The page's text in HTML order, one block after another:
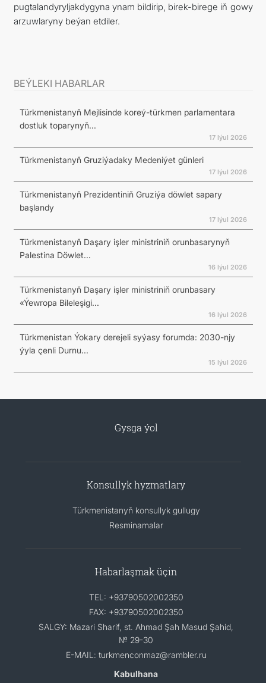
pugtalandyryljakdygyna ynam bildirip, birek-birege iň gowy
arzuwlaryny beýan etdiler.
BEÝLEKI HABARLAR
Türkmenistanyň Mejlisinde koreý-türkmen parlamentara
dostluk toparynyň...
17 Iýul 2026
Türkmenistanyň Gruziýadaky Medeniýet günleri
17 Iýul 2026
Türkmenistanyň Prezidentiniň Gruziýa döwlet sapary
başlandy
17 Iýul 2026
Türkmenistanyň Daşary işler ministriniň orunbasarynyň
Palestina Döwlet...
16 Iýul 2026
Türkmenistanyň Daşary işler ministriniň orunbasary
«Ýewropa Bileleşigi...
16 Iýul 2026
Türkmenistan Ýokary derejeli syýasy forumda: 2030-njy
ýyla çenli Durnu...
15 Iýul 2026
Gysga ýol
Konsullyk hyzmatlary
Türkmenistanyň konsullyk gullugy
Resminamalar
Habarlaşmak üçin
TEL: +93790502002350
FAX: +93790502002350
SALGY: Mazari Sharif, st. Ahmad Şah Masud Şahid,
№ 29-30
E-MAIL: turkmenconmaz@rambler.ru
Kabulhana